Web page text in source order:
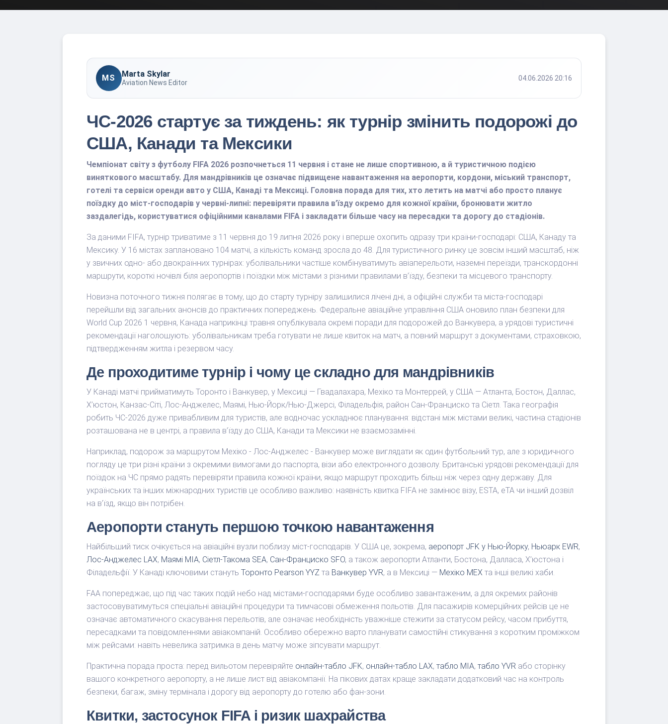
MS Marta Skylar
Aviation News Editor
04.06.2026 20:16
ЧС-2026 стартує за тиждень: як турнір змінить подорожі до
США, Канади та Мексики
Чемпіонат світу з футболу FIFA 2026 розпочнеться 11 червня і стане не лише спортивною, а й туристичною подією
виняткового масштабу. Для мандрівників це означає підвищене навантаження на аеропорти, кордони, міський транспорт,
готелі та сервіси оренди авто у США, Канаді та Мексиці. Головна порада для тих, хто летить на матчі або просто планує
поїздку до міст-господарів у червні-липні: перевіряти правила в’їзду окремо для кожної країни, бронювати житло
заздалегідь, користуватися офіційними каналами FIFA і закладати більше часу на пересадки та дорогу до стадіонів.
За даними FIFA, турнір триватиме з 11 червня до 19 липня 2026 року і вперше охопить одразу три країни-господарі: США, Канаду та
Мексику. У 16 містах заплановано 104 матчі, а кількість команд зросла до 48. Для туристичного ринку це зовсім інший масштаб, ніж
у звичних одно- або двокраїнних турнірах: уболівальники частіше комбінуватимуть авіаперельоти, наземні переїзди, транскордонні
маршрути, короткі ночівлі біля аеропортів і поїздки між містами з різними правилами в’їзду, безпеки та місцевого транспорту.
Новизна поточного тижня полягає в тому, що до старту турніру залишилися лічені дні, а офіційні служби та міста-господарі
перейшли від загальних анонсів до практичних попереджень. Федеральне авіаційне управління США оновило план безпеки для
World Cup 2026 1 червня, Канада наприкінці травня опублікувала окремі поради для подорожей до Ванкувера, а урядові туристичні
рекомендації наголошують: уболівальникам треба готувати не лише квиток на матч, а повний маршрут з документами, страховкою,
підтвердженням житла і резервом часу.
Де проходитиме турнір і чому це складно для мандрівників
У Канаді матчі прийматимуть Торонто і Ванкувер, у Мексиці — Гвадалахара, Мехіко та Монтеррей, у США — Атланта, Бостон, Даллас,
Х’юстон, Канзас-Сіті, Лос-Анджелес, Маямі, Нью-Йорк/Нью-Джерсі, Філадельфія, район Сан-Франциско та Сіетл. Така географія
робить ЧС-2026 дуже привабливим для туристів, але водночас ускладнює планування: відстані між містами великі, частина стадіонів
розташована не в центрі, а правила в’їзду до США, Канади та Мексики не взаємозамінні.
Наприклад, подорож за маршрутом Мехіко - Лос-Анджелес - Ванкувер може виглядати як один футбольний тур, але з юридичного
погляду це три різні країни з окремими вимогами до паспорта, візи або електронного дозволу. Британські урядові рекомендації для
поїздок на ЧС прямо радять перевіряти правила кожної країни, якщо маршрут проходить більш ніж через одну державу. Для
українських та інших міжнародних туристів це особливо важливо: наявність квитка FIFA не замінює візу, ESTA, eTA чи інший дозвіл
на в’їзд, якщо він потрібен.
Аеропорти стануть першою точкою навантаження
Найбільший тиск очікується на авіаційні вузли поблизу міст-господарів. У США це, зокрема, аеропорт JFK у Нью-Йорку, Ньюарк EWR,
Лос-Анджелес LAX, Маямі MIA, Сіетл-Такома SEA, Сан-Франциско SFO, а також аеропорти Атланти, Бостона, Далласа, Х’юстона і
Філадельфії. У Канаді ключовими стануть Торонто Pearson YYZ та Ванкувер YVR, а в Мексиці — Мехіко MEX та інші великі хаби.
FAA попереджає, що під час таких подій небо над містами-господарями буде особливо завантаженим, а для окремих районів
застосовуватимуться спеціальні авіаційні процедури та тимчасові обмеження польотів. Для пасажирів комерційних рейсів це не
означає автоматичного скасування перельотів, але означає необхідність уважніше стежити за статусом рейсу, часом прибуття,
пересадками та повідомленнями авіакомпаній. Особливо обережно варто планувати самостійні стикування з коротким проміжком
між рейсами: навіть невелика затримка в день матчу може зіпсувати маршрут.
Практична порада проста: перед вильотом перевіряйте онлайн-табло JFK, онлайн-табло LAX, табло MIA, табло YVR або сторінку
вашого конкретного аеропорту, а не лише лист від авіакомпанії. На пікових датах краще закладати додатковий час на контроль
безпеки, багаж, зміну термінала і дорогу від аеропорту до готелю або фан-зони.
Квитки, застосунок FIFA і ризик шахрайства